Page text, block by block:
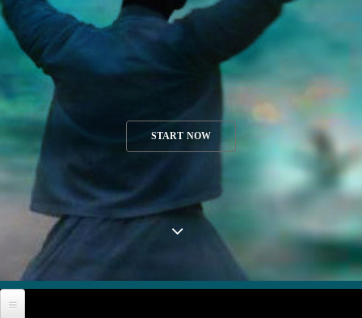
START NOW